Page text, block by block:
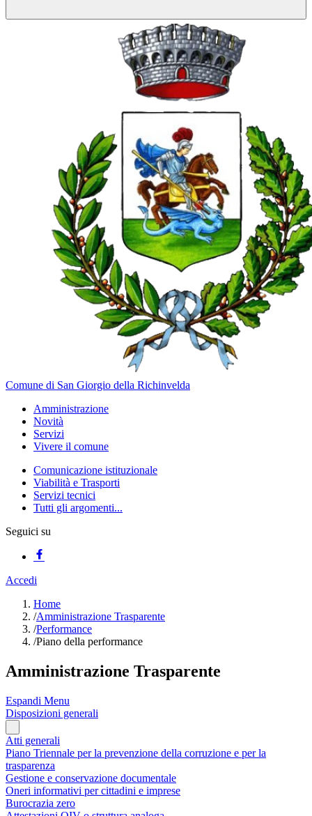
Comune di San Giorgio della Richinvelda
Amministrazione
Novità
Servizi
Vivere il comune
Comunicazione istituzionale
Viabilità e Trasporti
Servizi tecnici
Tutti gli argomenti...
Seguici su
Accedi
Home
/Amministrazione Trasparente
/Performance
/Piano della performance
Amministrazione Trasparente
Espandi Menu
Disposizioni generali
Atti generali
Piano Triennale per la prevenzione della corruzione e per la
trasparenza
Gestione e conservazione documentale
Oneri informativi per cittadini e imprese
Burocrazia zero